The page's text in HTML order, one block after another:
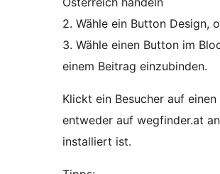
2. Wähle ein Button Design,
3. Wähle einen Button im
einem Beitrag einzubinden.
Klickt ein Besucher auf
entweder auf wegfinder.at
installiert ist.